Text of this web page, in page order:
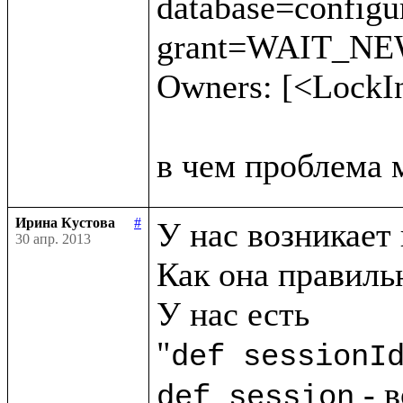
Owners:
Ирина Кустова
#
30 апр. 2013
У нас
Как она
У нас есть
"def
-